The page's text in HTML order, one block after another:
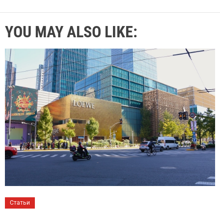
YOU MAY ALSO LIKE:
Статьи